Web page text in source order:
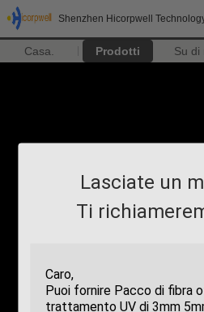
Shenzhen Hicorpwell
Casa. Prodotti Su di
Lasciate un
Ti